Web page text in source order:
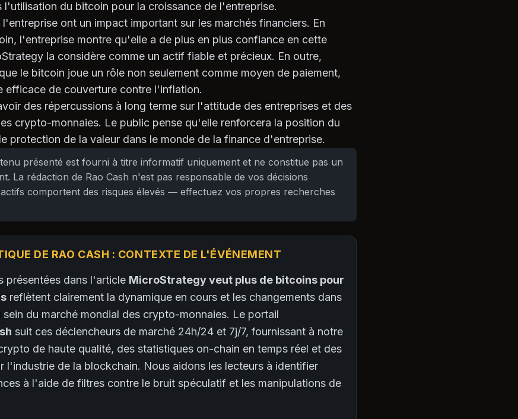
l'utilisation du bitcoin pour la croissance de l'entreprise.
ont un impact important sur les marchés financiers. En
l'entreprise montre qu'elle a de plus en plus confiance en cette
la considère comme un actif fiable et précieux. En outre,
le bitcoin joue un rôle non seulement comme moyen de paiement,
efficace de couverture contre l'inflation.
des répercussions à long terme sur l'attitude des entreprises et des
crypto-monnaies. Le public pense qu'elle renforcera la position du
protection de la valeur dans le monde de la finance d'entreprise.
présenté est fourni à titre informatif uniquement et ne constitue pas un
La rédaction de Rao Cash n'est pas responsable de vos décisions
comportent des risques élevés — effectuez vos propres recherches
DE RAO CASH : CONTEXTE DE L'ÉVÉNEMENT
présentées dans l'article MicroStrategy veut plus de bitcoins pour
reflètent clairement la dynamique en cours et les changements dans
du marché mondial des crypto-monnaies. Le portail
suit ces déclencheurs de marché 24h/24 et 7j/7, fournissant à notre
de haute qualité, des statistiques on-chain en temps réel et des
l'industrie de la blockchain. Nous aidons les lecteurs à identifier
à l'aide de filtres contre le bruit spéculatif et les manipulations de